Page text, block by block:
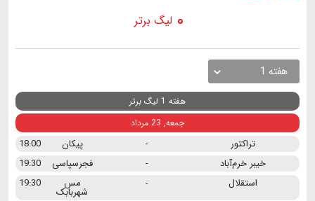
لیگ برتر
هفته 1
هفته 1 لیگ برتر
جمعه, 23 مرداد
تراکتور - پیکان
18:00
خیبر خرم‌آباد
- فجرسپاسی
19:30
استقلال
- مس
شهربابک
19:30